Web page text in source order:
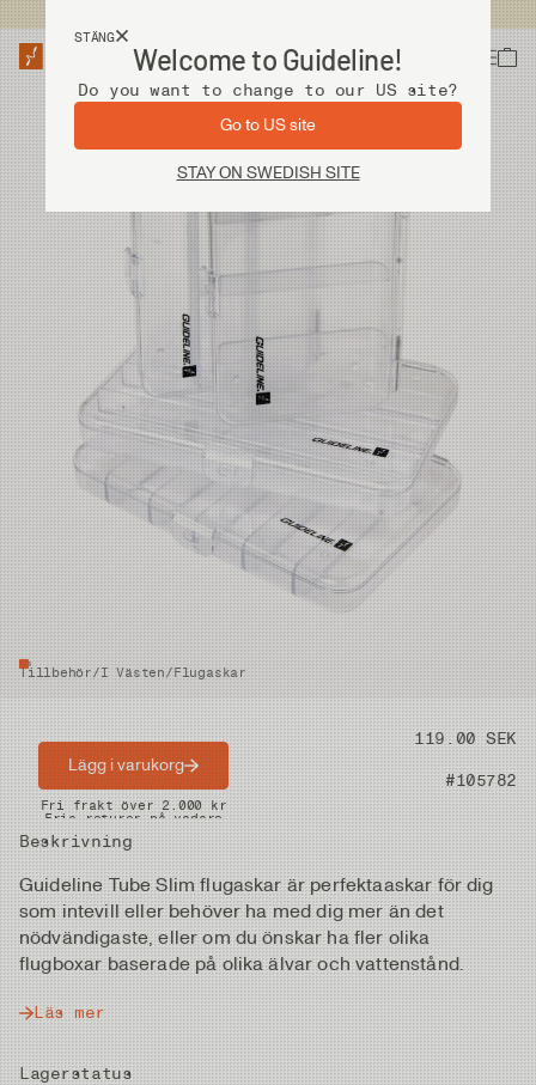
STÄNG
Welcome to Guideline!
Do you want to change to our US site?
Go to US site
STAY ON SWEDISH SITE
Tillbehör/I Västen/Flugaskar
Pris 119.00 SEK
Artikelnummer #105782
Beskrivning
Guideline Tube Slim flugaskar är perfektaaskar för dig
som intevill eller behöver ha med dig mer än det
nödvändigaste, eller om du önskar ha fler olika
flugboxar baserade på olika älvar och vattenstånd.
Läs mer
Lagerstatus
Lägg i varukorg
Snabba leveranser
Fri frakt över 2.000 kr
Fria returer på vadare